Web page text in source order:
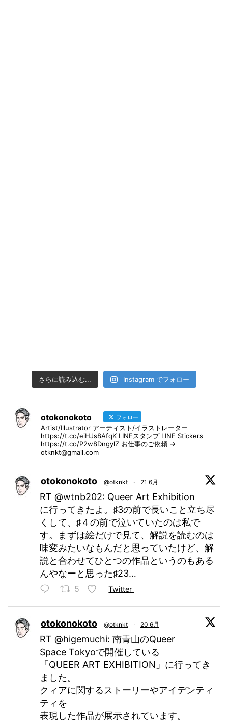
さらに読み込む... Instagram でフォロー
otokonokoto フォロー
Artist/Illustrator アーティスト/イラストレーター
https://t.co/eiHJs8AfqK LINEスタンプ LINE Stickers
https://t.co/P2w8DngylZ お仕事のご依頼 →
otknkt@gmail.com
otokonokoto @otknkt · 21 6月
RT @wtnb202: Queer Art Exhibition
に行ってきたよ。♯3の前で長いこと立ち尽
くして、♯４の前で泣いていたのは私で
す。まずは絵だけで見て、解説を読むのは
味変みたいなもんだと思っていたけど、解
説と合わせてひとつの作品というのもある
んやなーと思った♯23…
5 Twitter
otokonokoto @otknkt · 20 6月
RT @higemuchi: 南青山のQueer
Space Tokyoで開催している
「QUEER ART EXHIBITION」に行ってき
ました。
クィアに関するストーリーやアイデンティ
ティを
表現した作品が展示されています。